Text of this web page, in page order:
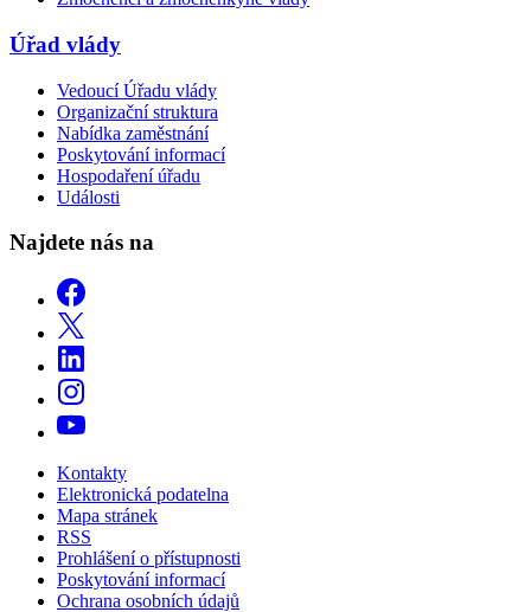
Úřad vlády
Vedoucí Úřadu vlády
Organizační struktura
Nabídka zaměstnání
Poskytování informací
Hospodaření úřadu
Události
Najdete nás na
Kontakty
Elektronická podatelna
Mapa stránek
RSS
Prohlášení o přístupnosti
Poskytování informací
Ochrana osobních údajů